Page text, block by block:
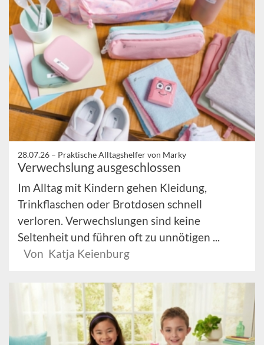
28.07.26 – Praktische Alltagshelfer von Marky
Verwechslung ausgeschlossen
Im Alltag mit Kindern gehen Kleidung,
Trinkflaschen oder Brotdosen schnell
verloren. Verwechslungen sind keine
Seltenheit und führen oft zu unnötigen ...
Von Katja Keienburg